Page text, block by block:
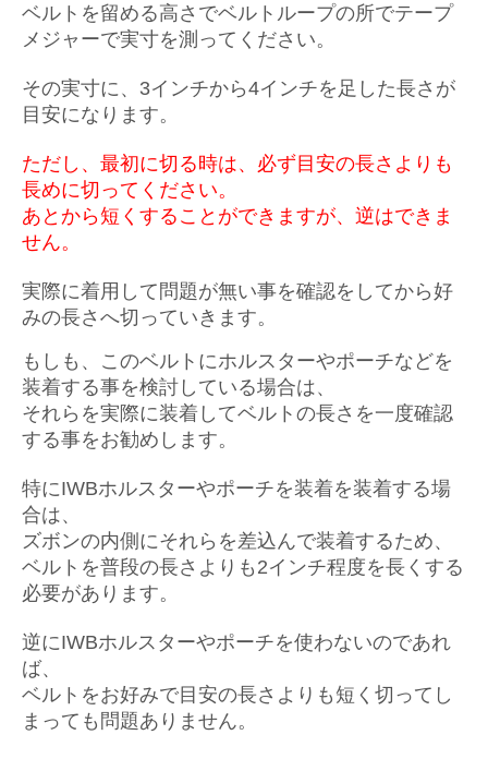
ベルトを留める高さでベルトループの所でテープ
メジャーで実寸を測ってください。
その実寸に、3インチから4インチを足した長さが
目安になります。
ただし、最初に切る時は、必ず目安の長さよりも
長めに切ってください。
あとから短くすることができますが、逆はできま
せん。
実際に着用して問題が無い事を確認をしてから好
みの長さへ切っていきます。
もしも、このベルトにホルスターやポーチなどを
装着する事を検討している場合は、
それらを実際に装着してベルトの長さを一度確認
する事をお勧めします。
特にIWBホルスターやポーチを装着を装着する場
合は、
ズボンの内側にそれらを差込んで装着するため、
ベルトを普段の長さよりも2インチ程度を長くする
必要があります。
逆にIWBホルスターやポーチを使わないのであれ
ば、
ベルトをお好みで目安の長さよりも短く切ってし
まっても問題ありません。